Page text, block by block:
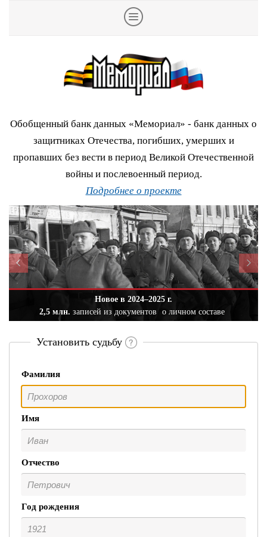
Обобщенный банк данных «Мемориал» - банк данных о
защитниках Отечества, погибших, умерших и
пропавших без вести в период Великой Отечественной
войны и послевоенный период.
Подробнее о проекте
Новое в 2024–2025 г.
2,5 млн. записей из документов о личном составе
Установить судьбу
Фамилия
Имя
Отчество
Год рождения